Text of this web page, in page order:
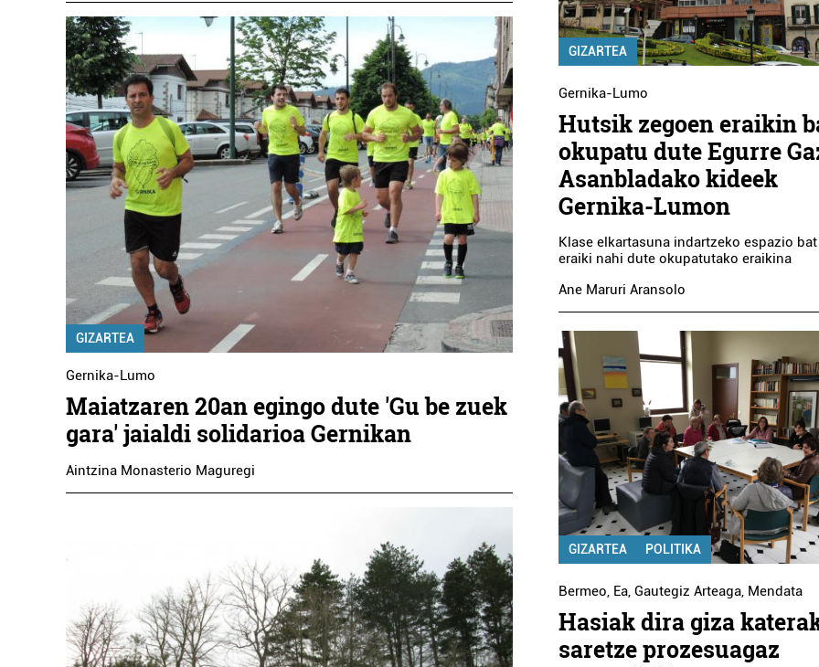
GIZARTEA
Gernika-Lumo
Maiatzaren 20an egingo dute 'Gu be zuek
gara' jaialdi solidarioa Gernikan
Aintzina Monasterio Maguregi
GIZARTEA
Gernika-Lumo
Hutsik zegoen eraikin
okupatu dute Egurre
Asanbladako kideek
Gernika-Lumon
Klase elkartasuna indartzeko espazio
eraiki nahi dute okupatutako eraikina
Ane Maruri Aransolo
GIZARTEA POLITIKA
Bermeo, Ea,Gautegiz Arteaga, Mendata
Hasiak dira giza
saretze prozesuagaz